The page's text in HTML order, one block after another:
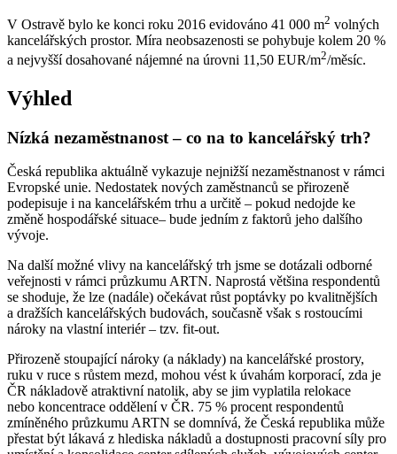
V Ostravě bylo ke konci roku 2016 evidováno 41 000 m2 volných
kancelářských prostor. Míra neobsazenosti se pohybuje kolem 20 %
a nejvyšší dosahované nájemné na úrovni 11,50 EUR/m2/měsíc.
Výhled
Nízká nezaměstnanost – co na to kancelářský trh?
Česká republika aktuálně vykazuje nejnižší nezaměstnanost v rámci
Evropské unie. Nedostatek nových zaměstnanců se přirozeně
podepisuje i na kancelářském trhu a určitě – pokud nedojde ke
změně hospodářské situace– bude jedním z faktorů jeho dalšího
vývoje.
Na další možné vlivy na kancelářský trh jsme se dotázali odborné
veřejnosti v rámci průzkumu ARTN. Naprostá většina respondentů
se shoduje, že lze (nadále) očekávat růst poptávky po kvalitnějších
a dražších kancelářských budovách, současně však s rostoucími
nároky na vlastní interiér – tzv. fit-out.
Přirozeně stoupající nároky (a náklady) na kancelářské prostory,
ruku v ruce s růstem mezd, mohou vést k úvahám korporací, zda je
ČR nákladově atraktivní natolik, aby se jim vyplatila relokace
nebo koncentrace oddělení v ČR. 75 % procent respondentů
zmíněného průzkumu ARTN se domnívá, že Česká republika může
přestat být lákavá z hlediska nákladů a dostupnosti pracovní síly pro